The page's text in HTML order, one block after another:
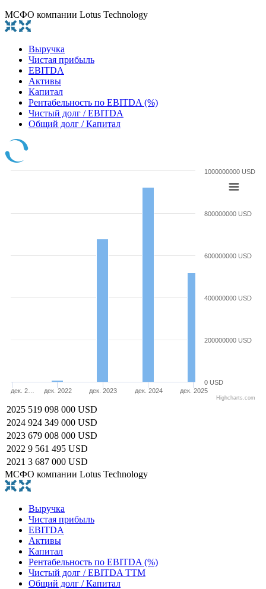
МСФО компании Lotus Technology
Выручка
Чистая прибыль
EBITDA
Активы
Капитал
Рентабельность по EBITDA (%)
Чистый долг / EBITDA
Общий долг / Капитал
дек. 2… дек. 2022 дек. 2023 дек. 2024 дек. 2025
0 USD
200000000 USD
400000000 USD
600000000 USD
800000000 USD
1000000000 USD
Highcharts.com
2025 519 098 000 USD
2024 924 349 000 USD
2023 679 008 000 USD
2022 9 561 495 USD
2021 3 687 000 USD
МСФО компании Lotus Technology
Выручка
Чистая прибыль
EBITDA
Активы
Капитал
Рентабельность по EBITDA (%)
Чистый долг / EBITDA TTM
Общий долг / Капитал